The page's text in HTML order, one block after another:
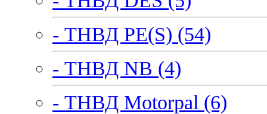
- ТНВД PE(S) (54)
- ТНВД NB (4)
- ТНВД Motorpal (6)